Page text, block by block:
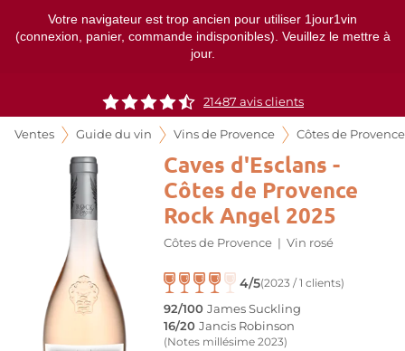
Votre navigateur est trop ancien pour utiliser 1jour1vin
(connexion, panier, commande indisponibles). Veuillez le mettre à
jour.
21487 avis clients
Ventes Guide du vin Vins de Provence Côtes de Provence
Caves d'Esclans -
Côtes de Provence
Rock Angel 2025
Côtes de Provence | Vin rosé
4/5(2023 / 1 clients)
92/100 James Suckling
16/20 Jancis Robinson
(Notes millésime 2023)